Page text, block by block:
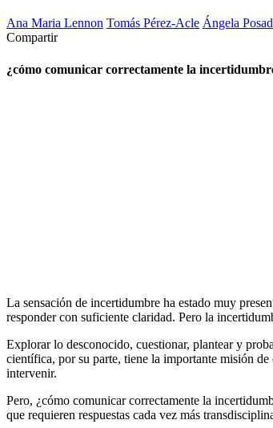
Ana Maria Lennon Tomás Pérez-Acle Ángela
Compartir
¿cómo comunicar correctamente la
La sensación de incertidumbre ha estado muy
responder con suficiente claridad. Pero la
Explorar lo desconocido, cuestionar, plantear y
científica, por su parte, tiene la importante misión
intervenir.
Pero, ¿cómo comunicar correctamente la
que requieren respuestas cada vez más